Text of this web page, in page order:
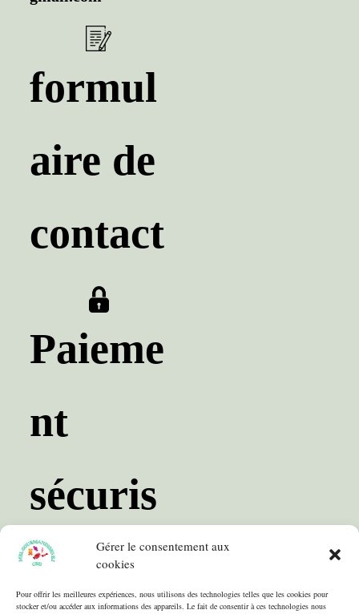
Gérer le consentement aux
cookies
Pour offrir les meilleures expériences, nous utilisons des technologies telles que les cookies pour
stocker et/ou accéder aux informations des appareils. Le fait de consentir à ces technologies nous
formul
aire de
contact
Paieme
nt
sécuris
é